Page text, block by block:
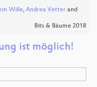
Wille, Andrea Vetter and
Bits & Bäume 2018
ist möglich!